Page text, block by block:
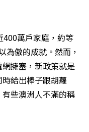
萬戶家庭，約等
為傲的成就。然而，
擁塞，新政策就是
給出棒子跟胡蘿
些澳洲人不滿的稱